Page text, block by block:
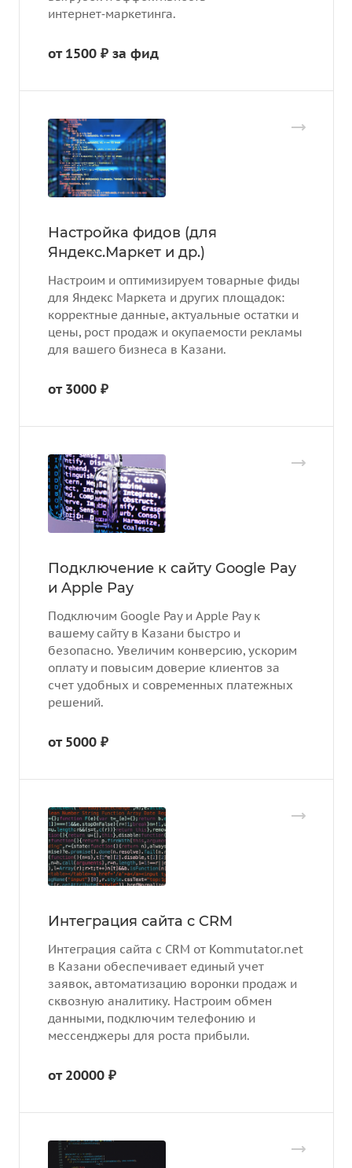
интернет‑маркетинга.
от 1500 ₽ за фид
Настройка фидов (для
Яндекс.Маркет и др.)
Настроим и оптимизируем товарные фиды
для Яндекс Маркета и других площадок:
корректные данные, актуальные остатки и
цены, рост продаж и окупаемости рекламы
для вашего бизнеса в Казани.
от 3000 ₽
Подключение к сайту Google Pay
и Apple Pay
Подключим Google Pay и Apple Pay к
вашему сайту в Казани быстро и
безопасно. Увеличим конверсию, ускорим
оплату и повысим доверие клиентов за
счет удобных и современных платежных
решений.
от 5000 ₽
Интеграция сайта с CRM
Интеграция сайта с CRM от Kommutator.net
в Казани обеспечивает единый учет
заявок, автоматизацию воронки продаж и
сквозную аналитику. Настроим обмен
данными, подключим телефонию и
мессенджеры для роста прибыли.
от 20000 ₽